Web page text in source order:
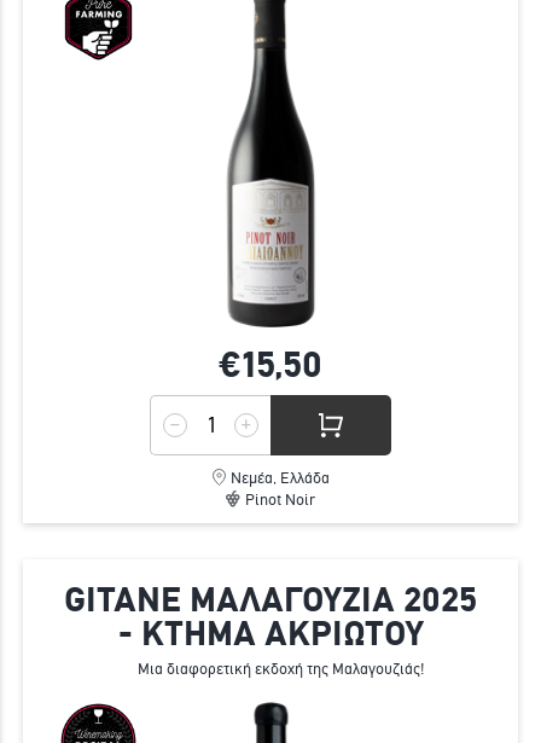
€15,50
Νεμέα, Ελλάδα
Pinot Noir
GITANE ΜΑΛΑΓΟΥΖΙΑ 2025
- ΚΤΗΜΑ ΑΚΡΙΩΤΟΥ
Μια διαφορετική εκδοχή της Μαλαγουζιάς!